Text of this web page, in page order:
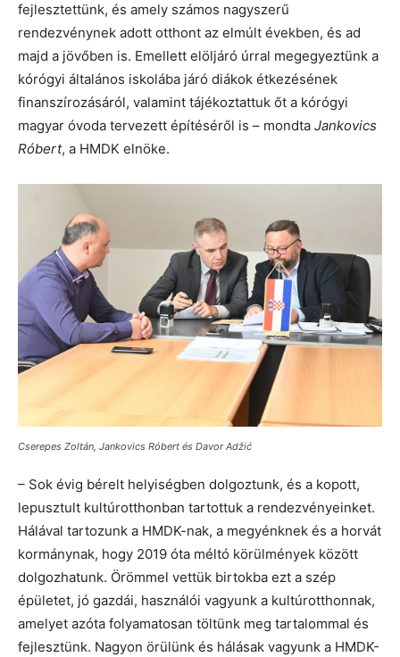
fejlesztettünk, és amely számos nagyszerű
rendezvénynek adott otthont az elmúlt években, és ad
majd a jövőben is. Emellett elöljáró úrral megegyeztünk a
kórógyi általános iskolába járó diákok étkezésének
finanszírozásáról, valamint tájékoztattuk őt a kórógyi
magyar óvoda tervezett építéséről is – mondta Jankovics
Róbert, a HMDK elnöke.
Cserepes Zoltán, Jankovics Róbert és Davor Adžić
– Sok évig bérelt helyiségben dolgoztunk, és a kopott,
lepusztult kultúrotthonban tartottuk a rendezvényeinket.
Hálával tartozunk a HMDK-nak, a megyénknek és a horvát
kormánynak, hogy 2019 óta méltó körülmények között
dolgozhatunk. Örömmel vettük birtokba ezt a szép
épületet, jó gazdái, használói vagyunk a kultúrotthonnak,
amelyet azóta folyamatosan töltünk meg tartalommal és
fejlesztünk. Nagyon örülünk és hálásak vagyunk a HMDK-